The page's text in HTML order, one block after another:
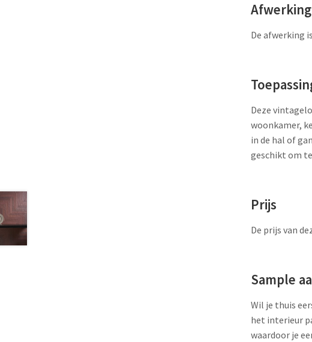
Afwerking
De afwerking
Deze
woonkamer,
in de hal of
geschikt om
Prijs
De prijs van
Sample
Wil je thuis
het interieur
waardoor je